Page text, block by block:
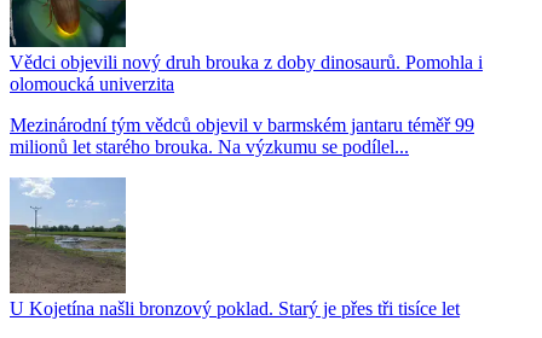
Vědci objevili nový druh brouka z doby dinosaurů. Pomohla i
olomoucká univerzita
Mezinárodní tým vědců objevil v barmském jantaru téměř 99
milionů let starého brouka. Na výzkumu se podílel...
U Kojetína našli bronzový poklad. Starý je přes tři tisíce let